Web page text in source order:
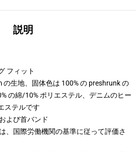
説明
フィット
生地、固体色は 100% の preshrunk の
の綿/10% ポリエステル、デニムのヒー
ステルです
よび首バンド
、国際労働機関の基準に従って評価さ